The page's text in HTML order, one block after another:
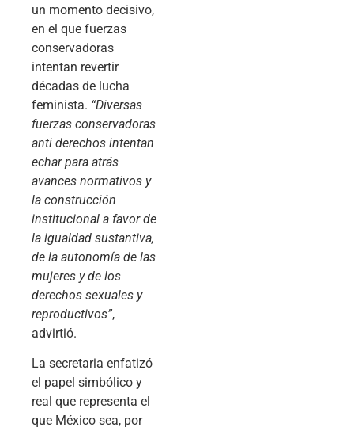
un momento decisivo,
en el que fuerzas
conservadoras
intentan revertir
décadas de lucha
feminista. “Diversas
fuerzas conservadoras
anti derechos intentan
echar para atrás
avances normativos y
la construcción
institucional a favor de
la igualdad sustantiva,
de la autonomía de las
mujeres y de los
derechos sexuales y
reproductivos”,
advirtió.
La secretaria enfatizó
el papel simbólico y
real que representa el
que México sea, por